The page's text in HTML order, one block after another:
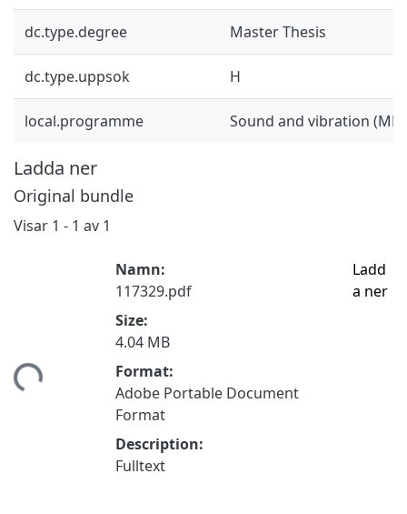
dc.type.degree Master Thesis
dc.type.uppsok H
local.programme Sound and vibration
Ladda ner
Original bundle
Visar 1 - 1 av 1
Namn:
117329.pdf
Size:
4.04 MB
Format:
Adobe Portable Document
Format
Description:
Fulltext
Ladd
a ner